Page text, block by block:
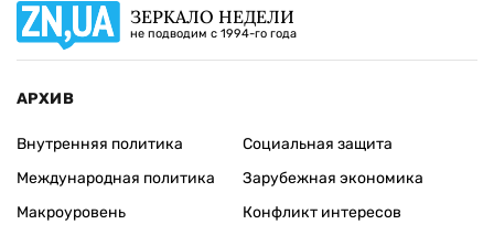
ЗЕРКАЛО НЕДЕЛИ
не подводим с 1994-го года
АРХИВ
Внутренняя политика
Международная политика
Макроуровень
Социальная защита
Зарубежная экономика
Конфликт интересов